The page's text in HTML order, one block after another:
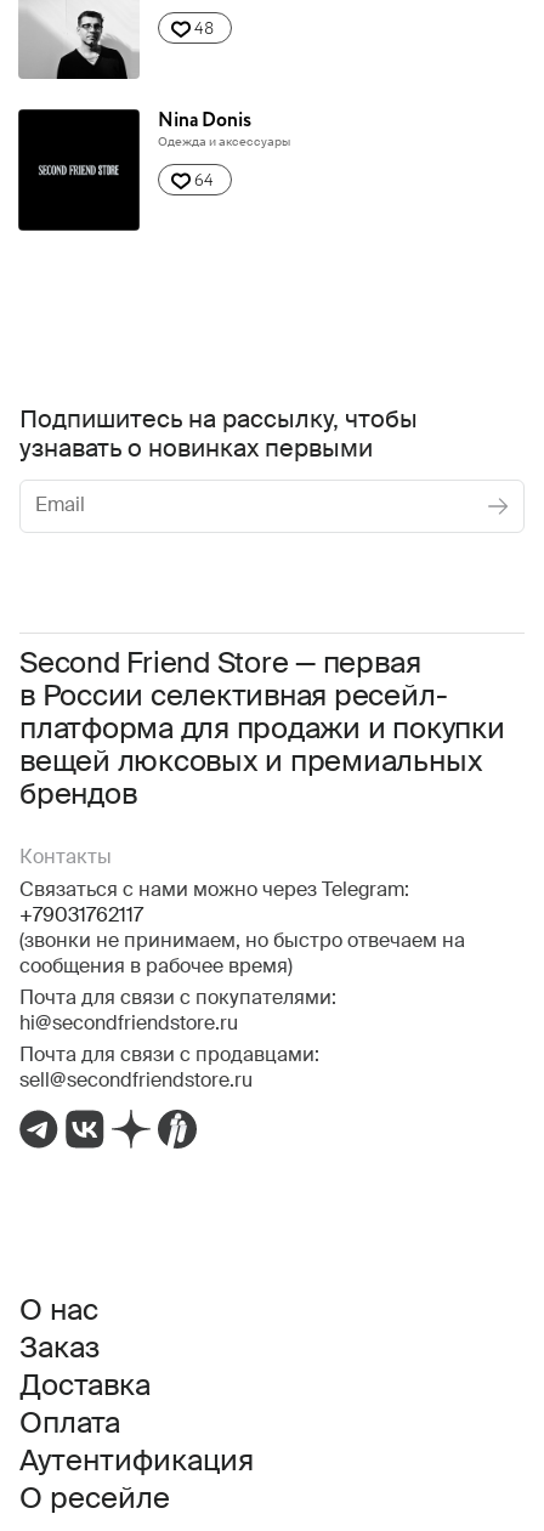
48
Nina Donis
Одежда и аксессуары
64
Second Friend Store — первая
в России селективная ресейл-
платформа для продажи и покупки
вещей люксовых и премиальных
брендов
Контакты
Связаться с нами можно через Telegram:
+79031762117
(звонки не принимаем, но быстро отвечаем на
сообщения в рабочее время)
Почта для связи с покупателями:
hi@secondfriendstore.ru
Почта для связи с продавцами:
sell@secondfriendstore.ru
Подпишитесь на рассылку, чтобы
узнавать о новинках первыми
Соглашаюсь с условиями Пользовательского соглашения
Даю согласие на получение рекламной информации.
О нас
Заказ
Доставка
Оплата
Аутентификация
О ресейле